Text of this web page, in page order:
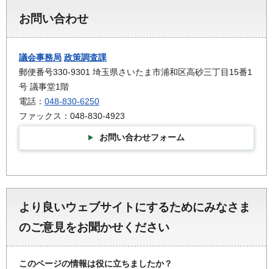
お問い合わせ
議会事務局 政策調査課
郵便番号330-9301 埼玉県さいたま市浦和区高砂三丁目15番1
号 議事堂1階
電話： 048-830-6250
ファックス：048-830-4923
お問い合わせフォーム
より良いウェブサイトにするためにみなさま
のご意見をお聞かせください
このページの情報は役に立ちましたか？